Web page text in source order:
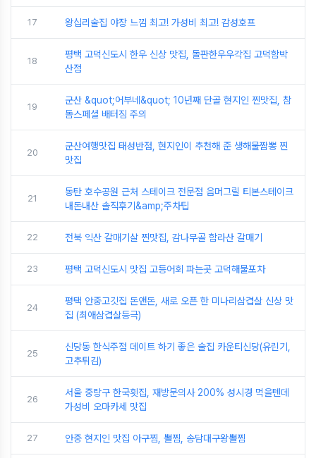
17 왕십리술집 야장 느낌 최고! 가성비 최고! 감성호프
18
평택 고덕신도시 한우 신상 맛집, 돌판한우우각집 고덕함박
산점
19
군산 &quot;어부네&quot; 10년째 단골 현지인 찐맛집, 참
돔스페셜 배터짐 주의
20
군산여행맛집 태성반점, 현지인이 추천해 준 생해물짬뽕 찐
맛집
21
동탄 호수공원 근처 스테이크 전문점 음머그릴 티본스테이크
내돈내산 솔직후기&amp;주차팁
22 전북 익산 갈매기살 찐맛집, 감나무골 함라산 갈매기
23 평택 고덕신도시 맛집 고등어회 파는곳 고덕해물포차
24
평택 안중고깃집 돈앤돈, 새로 오픈 한 미나리삼겹살 신상 맛
집 (최애삼겹살등극)
25
신당동 한식주점 데이트 하기 좋은 술집 카운티신당(유린기,
고추튀김)
26
서울 중랑구 한국횟집, 재방문의사 200% 성시경 먹을텐데
가성비 오마카세 맛집
27 안중 현지인 맛집 아구찜, 뽈찜, 송담대구왕뽈찜